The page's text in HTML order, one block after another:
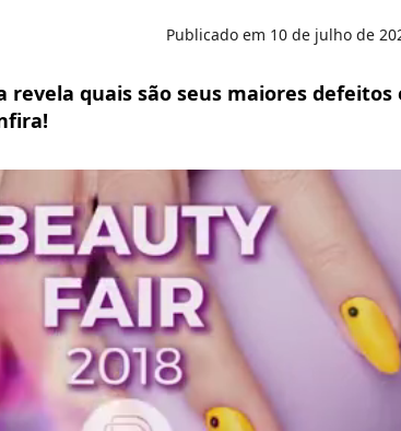
Publicado em 10 de julho de
revela quais são seus maiores defeitos